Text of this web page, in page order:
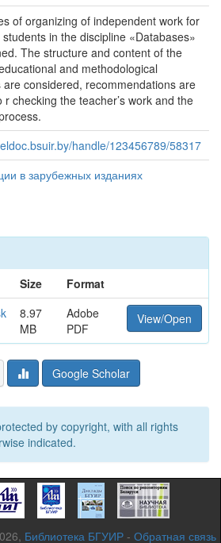
of organizing of independent work for
in the discipline «Databases»
The structure and content of the
and methodological
are considered, recommendations are
r checking the teacher’s work and the
handle/123456789/58317
в зарубежных изданиях
Size
Format
8.97
MB
Adobe
PDF
View/Open
Google Scholar
by copyright, with all rights
indicated.
Библиотека БГУИР - Обратная связь